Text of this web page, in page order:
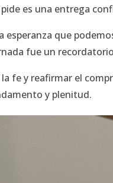
es una entrega
esperanza que
fue un
fe y reafirmar el
y plenitud.